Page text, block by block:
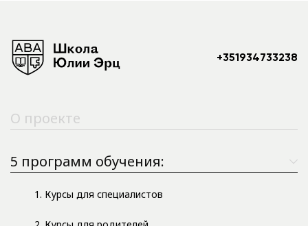
+351934733238
О проекте
5 программ обучения:
1. Курсы для специалистов